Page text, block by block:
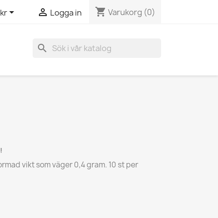
  Logga in shopping_cart Varukorg (0)
search
vikt som väger 0,4 gram. 10 st per